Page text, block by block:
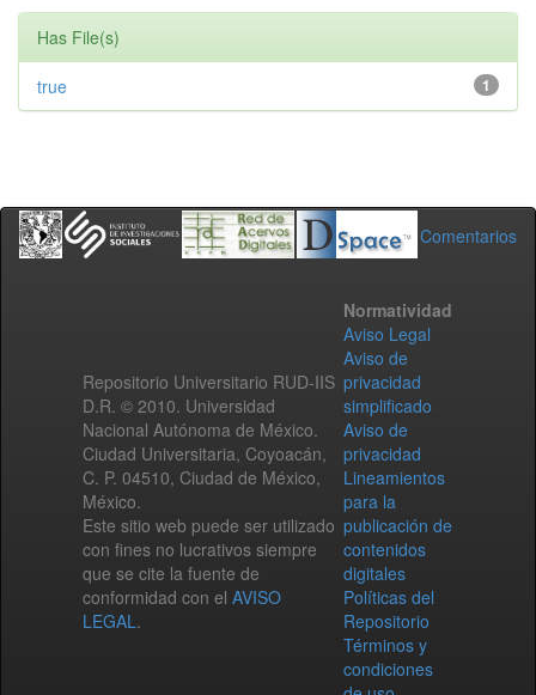
Has File(s)
1
true
Comentarios
Repositorio Universitario RUD-IIS
D.R. © 2010. Universidad
Nacional Autónoma de México.
Ciudad Universitaria, Coyoacán,
C. P. 04510, Ciudad de México,
México.
Este sitio web puede ser utilizado
con fines no lucrativos siempre
que se cite la fuente de
conformidad con el AVISO
LEGAL.
Normatividad
Aviso Legal
Aviso de
privacidad
simplificado
Aviso de
privacidad
Lineamientos
para la
publicación de
contenidos
digitales
Políticas del
Repositorio
Términos y
condiciones